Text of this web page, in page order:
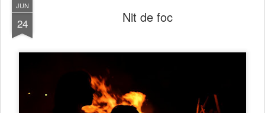
JUN
24 Nit de foc